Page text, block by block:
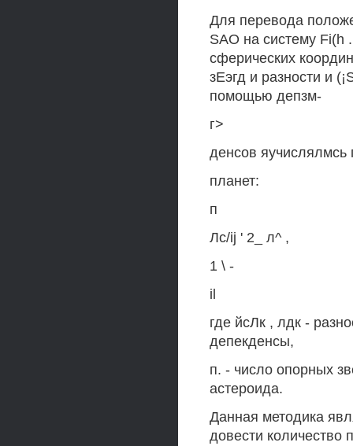
Для перевода
SAO на систему Fi(h
сферических
зЕэгд и разности и
помощью депзм-
г>
денсов яучислялмсь
планет:
п
Лс/ij ' 2_ л^ ,
1 \ -
il
где йсЛк , лдк -
депекденсы,
п. - число опорных
астероида.
Данная методика
довести количество